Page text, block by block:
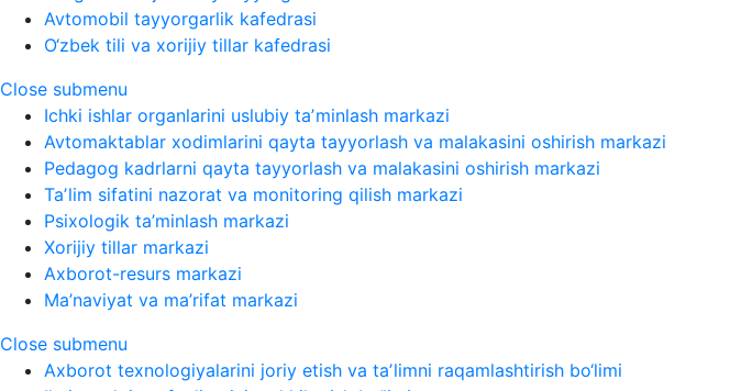
Avtomobil tayyorgarlik kafedrasi
O‘zbek tili va xorijiy tillar kafedrasi
Close submenu
Ichki ishlar organlarini uslubiy taʼminlash markazi
Avtomaktablar xodimlarini qayta tayyorlash va malakasini oshirish markazi
Pedagog kadrlarni qayta tayyorlash va malakasini oshirish markazi
Taʼlim sifatini nazorat va monitoring qilish markazi
Psixologik ta’minlash markazi
Xorijiy tillar markazi
Axborot-resurs markazi
Ma’naviyat va ma’rifat markazi
Close submenu
Axborot texnologiyalarini joriy etish va taʼlimni raqamlashtirish bo‘limi